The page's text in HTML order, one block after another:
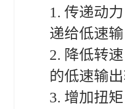
1. 传递动
递给低速
2. 降低转
的低速输
3. 增加扭